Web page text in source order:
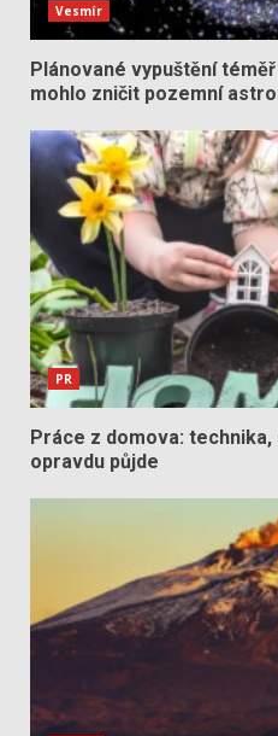
Vesmír
Plánované vypuštění
mohlo zničit pozemní
PR
Práce z domova:
opravdu půjde